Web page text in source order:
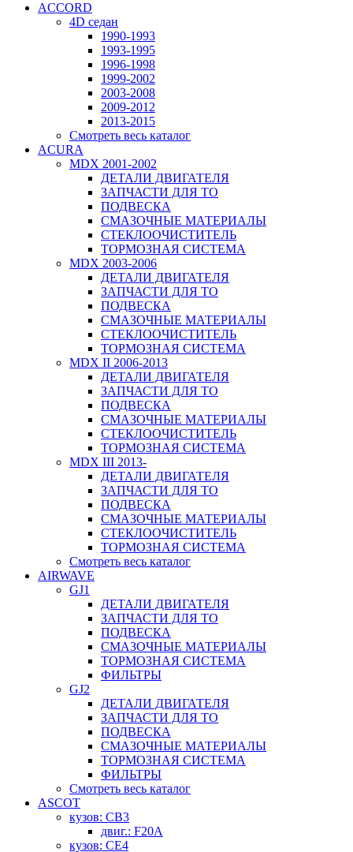
ACCORD
4D седан
1990-1993
1993-1995
1996-1998
1999-2002
2003-2008
2009-2012
2013-2015
Смотреть весь каталог
ACURA
MDX 2001-2002
ДЕТАЛИ ДВИГАТЕЛЯ
ЗАПЧАСТИ ДЛЯ ТО
ПОДВЕСКА
СМАЗОЧНЫЕ МАТЕРИАЛЫ
СТЕКЛООЧИСТИТЕЛЬ
ТОРМОЗНАЯ СИСТЕМА
MDX 2003-2006
ДЕТАЛИ ДВИГАТЕЛЯ
ЗАПЧАСТИ ДЛЯ ТО
ПОДВЕСКА
СМАЗОЧНЫЕ МАТЕРИАЛЫ
СТЕКЛООЧИСТИТЕЛЬ
ТОРМОЗНАЯ СИСТЕМА
MDX II 2006-2013
ДЕТАЛИ ДВИГАТЕЛЯ
ЗАПЧАСТИ ДЛЯ ТО
ПОДВЕСКА
СМАЗОЧНЫЕ МАТЕРИАЛЫ
СТЕКЛООЧИСТИТЕЛЬ
ТОРМОЗНАЯ СИСТЕМА
MDX III 2013-
ДЕТАЛИ ДВИГАТЕЛЯ
ЗАПЧАСТИ ДЛЯ ТО
ПОДВЕСКА
СМАЗОЧНЫЕ МАТЕРИАЛЫ
СТЕКЛООЧИСТИТЕЛЬ
ТОРМОЗНАЯ СИСТЕМА
Смотреть весь каталог
AIRWAVE
GJ1
ДЕТАЛИ ДВИГАТЕЛЯ
ЗАПЧАСТИ ДЛЯ ТО
ПОДВЕСКА
СМАЗОЧНЫЕ МАТЕРИАЛЫ
ТОРМОЗНАЯ СИСТЕМА
ФИЛЬТРЫ
GJ2
ДЕТАЛИ ДВИГАТЕЛЯ
ЗАПЧАСТИ ДЛЯ ТО
ПОДВЕСКА
СМАЗОЧНЫЕ МАТЕРИАЛЫ
ТОРМОЗНАЯ СИСТЕМА
ФИЛЬТРЫ
Смотреть весь каталог
ASCOT
кузов: CB3
двиг.: F20A
кузов: CE4